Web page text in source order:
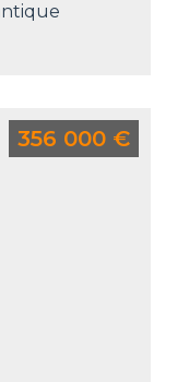
356 000 €